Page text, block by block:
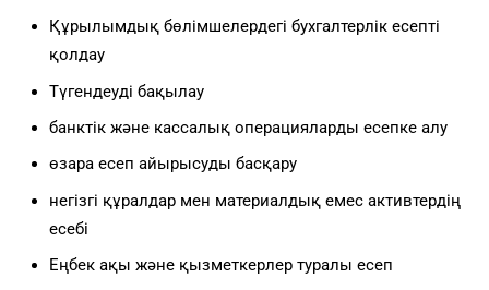
Құрылымдық бөлімшелердегі бухгалтерлік есепті
қолдау
Түгендеуді бақылау
банктік және кассалық операцияларды есепке алу
өзара есеп айырысуды басқару
негізгі құралдар мен материалдық емес активтердің
есебі
Еңбек ақы және қызметкерлер туралы есеп